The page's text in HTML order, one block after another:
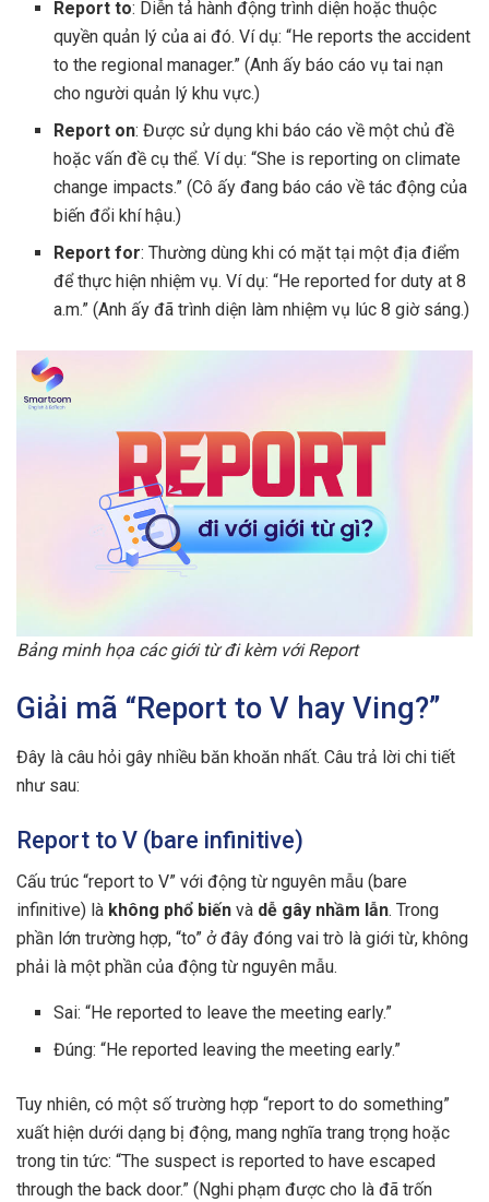
Report to: Diễn tả hành động trình diện hoặc thuộc
quyền quản lý của ai đó. Ví dụ: “He reports the accident
to the regional manager.” (Anh ấy báo cáo vụ tai nạn
cho người quản lý khu vực.)
Report on: Được sử dụng khi báo cáo về một chủ đề
hoặc vấn đề cụ thể. Ví dụ: “She is reporting on climate
change impacts.” (Cô ấy đang báo cáo về tác động của
biến đổi khí hậu.)
Report for: Thường dùng khi có mặt tại một địa điểm
để thực hiện nhiệm vụ. Ví dụ: “He reported for duty at 8
a.m.” (Anh ấy đã trình diện làm nhiệm vụ lúc 8 giờ sáng.)
Bảng minh họa các giới từ đi kèm với Report
Giải mã “Report to V hay Ving?”
Đây là câu hỏi gây nhiều băn khoăn nhất. Câu trả lời chi tiết
như sau:
Report to V (bare infinitive)
Cấu trúc “report to V” với động từ nguyên mẫu (bare
infinitive) là không phổ biến và dễ gây nhầm lẫn. Trong
phần lớn trường hợp, “to” ở đây đóng vai trò là giới từ, không
phải là một phần của động từ nguyên mẫu.
Sai: “He reported to leave the meeting early.”
Đúng: “He reported leaving the meeting early.”
Tuy nhiên, có một số trường hợp “report to do something”
xuất hiện dưới dạng bị động, mang nghĩa trang trọng hoặc
trong tin tức: “The suspect is reported to have escaped
through the back door.” (Nghi phạm được cho là đã trốn